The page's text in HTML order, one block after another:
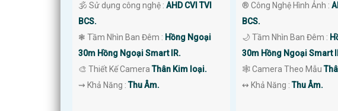
🕉️ Sử dụng công nghệ : AHD CVI TVI
BCS.
❃ Tầm Nhìn Ban Đêm : Hồng Ngoại
30m Hồng Ngoại Smart IR.
🎨 Thiết Kế CameraThân Kim loại.
️⇝ Khả Năng :Thu Âm.
®️ Công Nghệ Hình Ảnh :
BCS.
🌙 Tầm Nhìn Ban Đêm :
30m Hồng Ngoại Smart
🕸️ Camera Theo Mẫu
️↭ Khả Năng :Thu Âm.